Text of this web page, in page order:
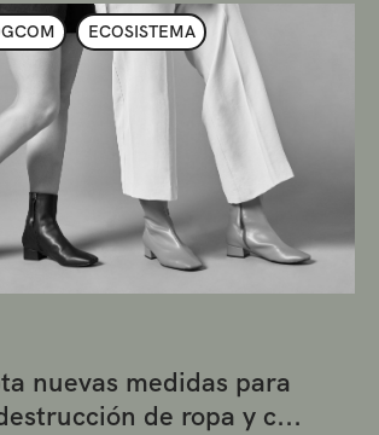
ECOSISTEMA
nuevas medidas para
de ropa y c...